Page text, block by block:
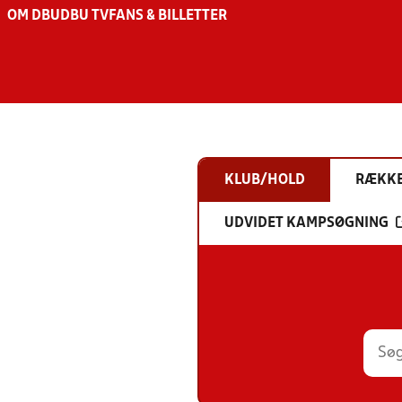
OM DBU DBU TV FANS & BILLETTER
KLUB/HOLD
UDVIDET KAMPSØGNING